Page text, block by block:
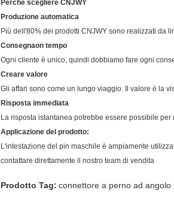
Perché scegliere CNJWY
Produzione automatica
Più dell'80% dei prodotti CNJWY sono realizzati da
Consegnaon tempo
Ogni cliente è unico, quindi dobbiamo fare ogni
Creare valore
Gli affari sono come un lungo viaggio. Il valore è la
Risposta immediata
La risposta istantanea potrebbe essere possibile
Applicazione del prodotto:
L'intestazione del pin maschile è ampiamente
contattare direttamente il nostro team di vendita
Prodotto Tag: connettore a perno ad angolo